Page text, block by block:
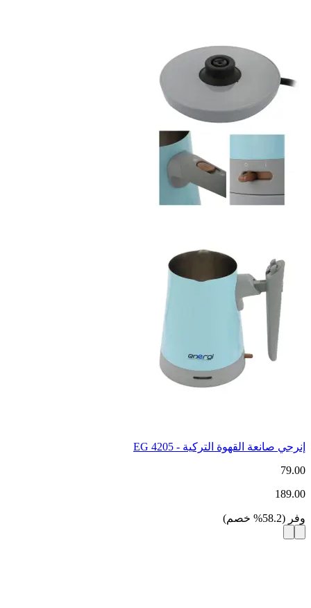
إنرجي صانعة القهوة التركية - EG 4205
79.00
189.00
وفر (
58.2
% خصم)